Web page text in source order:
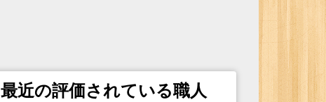
最近の評価されている職人